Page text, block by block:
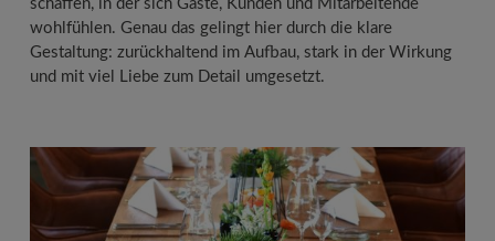
schaffen, in der sich Gäste, Kunden und Mitarbeitende
wohlfühlen. Genau das gelingt hier durch die klare
Gestaltung: zurückhaltend im Aufbau, stark in der Wirkung
und mit viel Liebe zum Detail umgesetzt.